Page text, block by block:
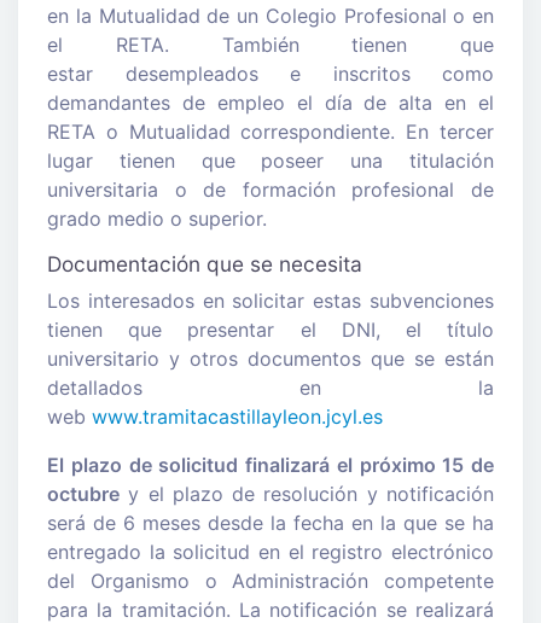
en la Mutualidad de un Colegio Profesional o en
el RETA. También tienen que
estar desempleados e inscritos como
demandantes de empleo el día de alta en el
RETA o Mutualidad correspondiente. En tercer
lugar tienen que poseer una titulación
universitaria o de formación profesional de
grado medio o superior.
Documentación que se necesita
Los interesados en solicitar estas subvenciones
tienen que presentar el DNI, el título
universitario y otros documentos que se están
detallados en la
web www.tramitacastillayleon.jcyl.es
El plazo de solicitud finalizará el próximo 15 de
octubre y el plazo de resolución y notificación
será de 6 meses desde la fecha en la que se ha
entregado la solicitud en el registro electrónico
del Organismo o Administración competente
para la tramitación. La notificación se realizará